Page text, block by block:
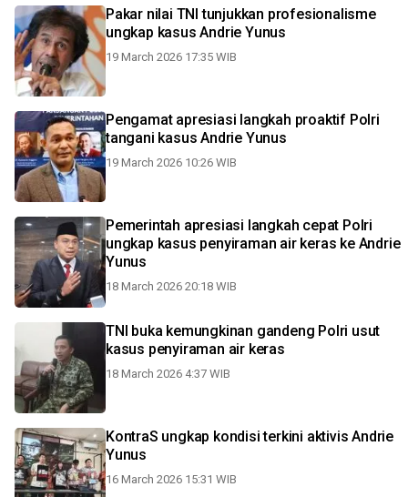
Pakar nilai TNI tunjukkan profesionalisme
ungkap kasus Andrie Yunus
19 March 2026 17:35 WIB
Pengamat apresiasi langkah proaktif Polri
tangani kasus Andrie Yunus
19 March 2026 10:26 WIB
Pemerintah apresiasi langkah cepat Polri
ungkap kasus penyiraman air keras ke Andrie
Yunus
18 March 2026 20:18 WIB
TNI buka kemungkinan gandeng Polri usut
kasus penyiraman air keras
18 March 2026 4:37 WIB
KontraS ungkap kondisi terkini aktivis Andrie
Yunus
16 March 2026 15:31 WIB